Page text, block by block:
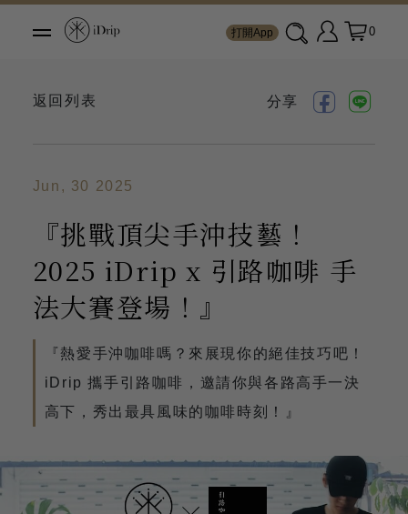
打開App 0
返回列表 分享
Jun, 30 2025
『挑戰頂尖手沖技藝！
2025 iDrip x 引路咖啡 手
法大賽登場！』
『熱愛手沖咖啡嗎？來展現你的絕佳技巧吧！
iDrip 攜手引路咖啡，邀請你與各路高手一決
高下，秀出最具風味的咖啡時刻！』